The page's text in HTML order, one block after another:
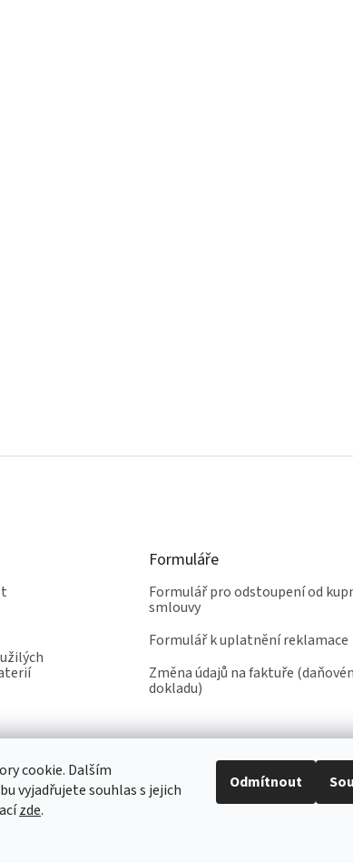
cookie. Dalším
vyjadřujete souhlas s jejich
zde.
Odmítnout
Formuláře
Formulář pro odstoupení od
smlouvy
Formulář k uplatnění reklamace
Změna údajů na faktuře
dokladu)